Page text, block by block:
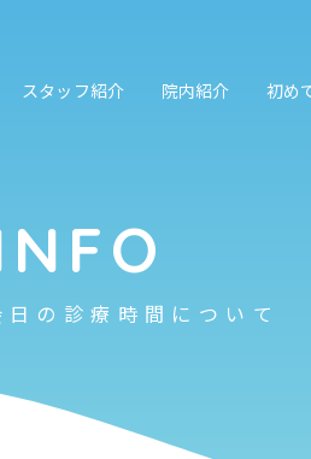
スタッフ紹介 院内紹介 初め
の診療時間について